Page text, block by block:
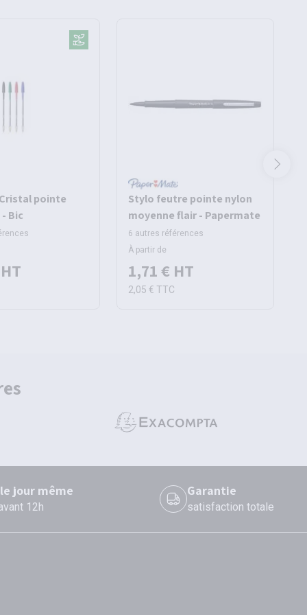
pointe
Bic
HT
Stylo feutre pointe nylon
moyenne flair - Papermate
6 autres références
À partir de
1,71 € HT
2,05 € TTC
jour même
12h
Garantie
satisfaction totale